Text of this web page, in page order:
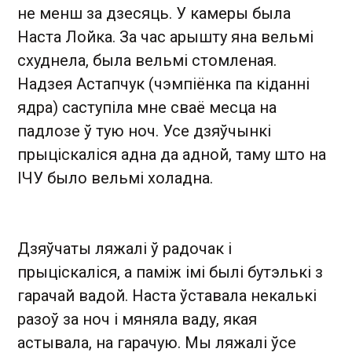
не менш за дзесяць. У камеры была
Наста Лойка. За час арышту яна вельмі
схуднела, была вельмі стомленая.
Надзея Астапчук (чэмпіёнка па кіданні
ядра) саступіла мне сваё месца на
падлозе ў тую ноч. Усе дзяўчынкі
прыціскаліся адна да адной, таму што на
ІЧУ было вельмі холадна.
Дзяўчаты ляжалі ў радочак і
прыціскаліся, а паміж імі былі бутэлькі з
гарачай вадой. Наста ўставала некалькі
разоў за ноч і мяняла ваду, якая
астывала, на гарачую. Мы ляжалі ўсе